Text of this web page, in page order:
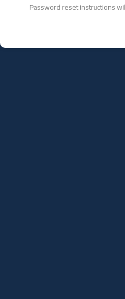
Password reset instructions